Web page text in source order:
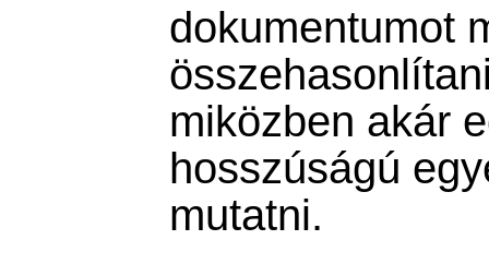
dokumentumot
miközben akár
hosszúságú
mutatni.